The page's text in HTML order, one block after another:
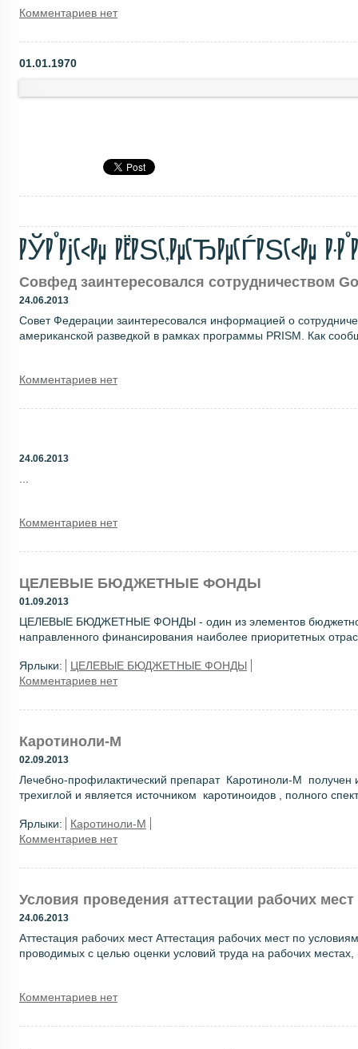
Комментариев нет
01.01.1970
РЎР°РјС‹Рµ РёРЅС‚РµСЂРµСЃРЅС‹Рµ
Совфед заинтересовался сотрудничеством
24.06.2013
Совет Федерации заинтересовался информацией о
американской разведкой в рамках программы PRISM. Как
Комментариев нет
24.06.2013
Комментариев нет
ЦЕЛЕВЫЕ БЮДЖЕТНЫЕ ФОНДЫ
01.09.2013
ЦЕЛЕВЫЕ БЮДЖЕТНЫЕ ФОНДЫ - один из элементов
направленного финансирования наиболее приоритетных
Ярлыки:
ЦЕЛЕВЫЕ БЮДЖЕТНЫЕ ФОНДЫ
Комментариев нет
Каротиноли-М
02.09.2013
Лечебно-профилактический препарат Каротиноли-М получен
трехиглой и является источником каротиноидов , полного
Ярлыки:
Каротиноли-М
Комментариев нет
Условия проведения аттестации рабочих мест
24.06.2013
Аттестация рабочих мест Аттестация рабочих мест по
проводимых с целью оценки условий труда на рабочих
Комментариев нет